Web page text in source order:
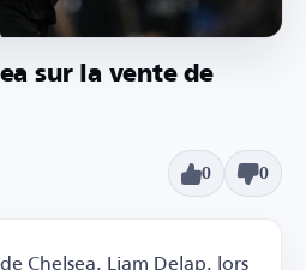
sur la vente de
0 0
Chelsea, Liam Delap, lors